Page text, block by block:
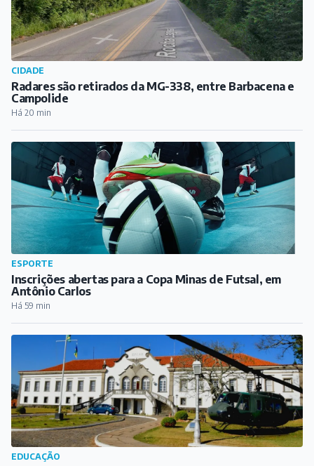
CIDADE
Radares são retirados da MG-338, entre Barbacena e
Campolide
Há 20 min
ESPORTE
Inscrições abertas para a Copa Minas de Futsal, em
Antônio Carlos
Há 59 min
EDUCAÇÃO